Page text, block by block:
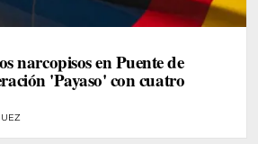
narcopisos en Puente de
'Payaso' con cuatro